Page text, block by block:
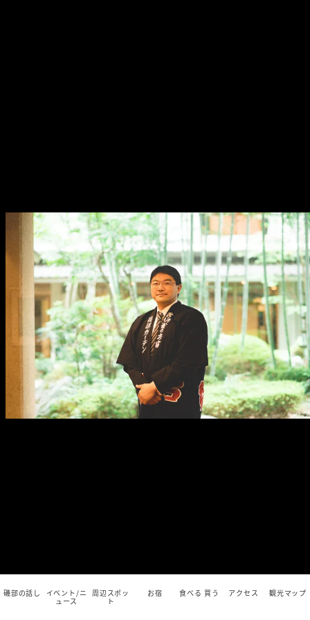
磯部の話し
イベント/ニ
ュース
周辺スポッ
ト
お宿 食べる 買う アクセス 観光マップ